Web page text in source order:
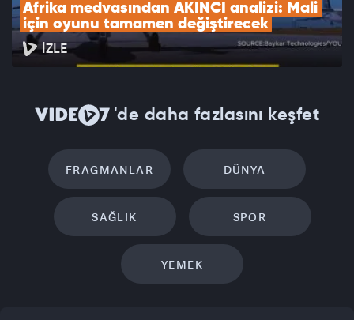
Afrika medyasından AKINCI analizi: Mali
için oyunu tamamen değiştirecek
İZLE
'de daha fazlasını keşfet
FRAGMANLAR DÜNYA
SAĞLIK SPOR
YEMEK